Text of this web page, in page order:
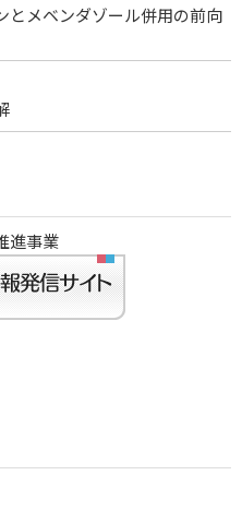
とメベンダゾール併用の前向
進事業